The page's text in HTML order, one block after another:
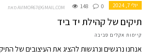
יולי 7, 2024 148 0 מאת AVIMOR67@GMAIL.COM
תיקים של קהילת יד ביד
קיימות אקלים סביבה
אנחנו נרגשים ונרגשות להציג את העיצובים של